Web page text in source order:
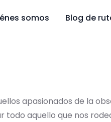
somos Blog de
apasionados de la
aquello que nos